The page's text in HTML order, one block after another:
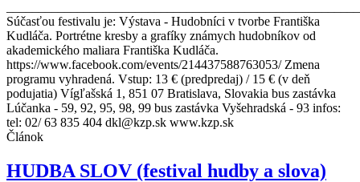
Súčasťou festivalu je: Výstava - Hudobníci v tvorbe Františka
Kudláča. Portrétne kresby a grafíky známych hudobníkov od
akademického maliara Františka Kudláča.
https://www.facebook.com/events/214437588763053/ Zmena
programu vyhradená. Vstup: 13 € (predpredaj) / 15 € (v deň
podujatia) Vígľašská 1, 851 07 Bratislava, Slovakia bus zastávka
Lúčanka - 59, 92, 95, 98, 99 bus zastávka Vyšehradská - 93 infos:
tel: 02/ 63 835 404 dkl@kzp.sk www.kzp.sk
Článok
HUDBA SLOV (festival hudby a slova)